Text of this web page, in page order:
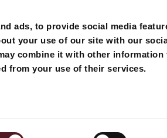
ads, to provide social media
your use of our site with our
combine it with other information
from your use of their services.
Snacks
& Backwaren
Kuchen, Kekse
Weitere